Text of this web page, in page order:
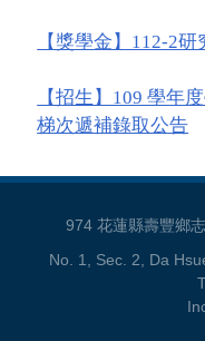
【獎學金】112-2
【招生】109 學年
梯次遞補錄取公告
974 花蓮縣壽豐鄉
No. 1, Sec. 2, Da